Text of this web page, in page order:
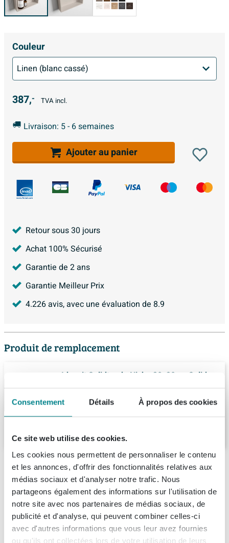
Consentement Détails À propos des cookies
Ce site web utilise des cookies.
Les cookies nous permettent de personnaliser le contenu
et les annonces, d'offrir des fonctionnalités relatives aux
médias sociaux et d'analyser notre trafic. Nous
partageons également des informations sur l'utilisation de
notre site avec nos partenaires de médias sociaux, de
publicité et d'analyse, qui peuvent combiner celles-ci
avec d'autres informations que vous leur avez fournies
ou qu'ils ont collectées lors de votre utilisation de leurs
Couleur
387,- TVA incl.
Livraison: 5 - 6 semaines
Ajouter au panier
Retour sous 30 jours
Achat 100% Sécurisé
Garantie de 2 ans
Garantie Meilleur Prix
4.226avis, avec une évaluation de 8.9
Produit de remplacement
Ideavit Solidtondo Niche 30x30cm Solid
surface blanc mat
Livraison:1 - 2 semaines
Description
Mondiaz Easy niche 29.5x29.5x8cm -
encastré/suspendu - 1 espace ouvert -
Acrylique - Lin
La niche Mondiaz Easy 29.5x29.5x8cm est un
Spécifications
Numéro d'article
SW643622
Marque
Mondiaz
Fiches techniques